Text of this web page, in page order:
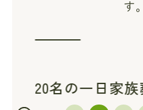
す。
20名の一日家族葬